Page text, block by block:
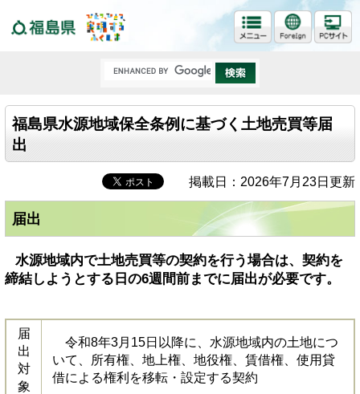
福島県水源地域保全条例に基づく土地売買等届
出
掲載日：2026年7月23日更新
届出
水源地域内で土地売買等の契約を行う場合は、契約を
締結しようとする日の6週間前までに届出が必要です。
届
出
対
象
令和8年3月15日以降に、水源地域内の土地につ
いて、所有権、地上権、地役権、賃借権、使用貸
借による権利を移転・設定する契約